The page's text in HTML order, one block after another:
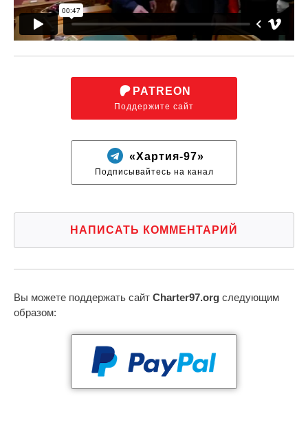
PATREON
Поддержите сайт
«Хартия-97»
Подписывайтесь на канал
НАПИСАТЬ КОММЕНТАРИЙ
Вы можете поддержать сайт Charter97.org следующим
образом: